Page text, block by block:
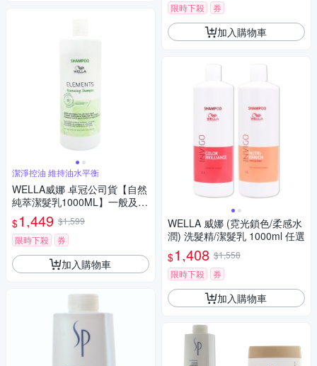
潔淨控油 維持油水平衡
WELLA威娜 卓冠公司貨【自然
純萃潔髮乳1000ML】一般及油
性頭皮適 (附壓頭)
$1,449 $1,599
限時下殺
券
加入購物車
限時下殺
券
加入購物車
WELLA 威娜 (霓光鎖色/柔感水
潤) 洗髮精/潔髮乳 1000ml 任選
$1,408 $1,558
限時下殺
券
加入購物車